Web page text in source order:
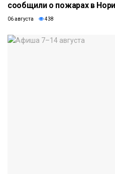
сообщили о пожарах в
06 августа 438